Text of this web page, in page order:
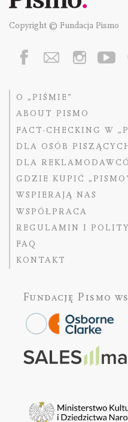
Copyright © Fundacja Pismo
O „PIŚMIE”
ABOUT PISMO
FACT-CHECKING W
DLA OSÓB
DLA
GDZIE KUPIĆ
WSPIERAJĄ NAS
WSPÓŁPRACA
REGULAMIN I
FAQ
KONTAKT
Fundację Pismo